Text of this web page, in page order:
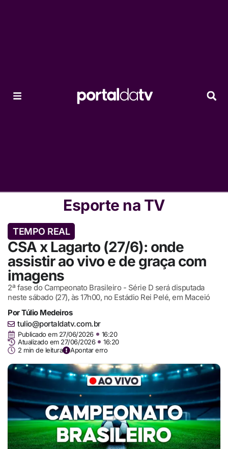
Esporte na TV
TEMPO REAL
CSA x Lagarto (27/6): onde
assistir ao vivo e de graça com
imagens
2ª fase do Campeonato Brasileiro - Série D será disputada
neste sábado (27), às 17h00, no Estádio Rei Pelé, em Maceió
PorTúlio Medeiros
tulio@portaldatv.com.br
Publicado em 27/06/2026
16:20
Atualizado em 27/06/2026
16:20
2 min de leitura
Apontar erro